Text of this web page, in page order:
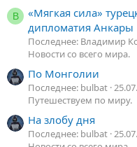
В
«Мягкая сила»
дипломатия Анкары
Последнее: Владимир
Новости со всего мира.
По Монголии
Последнее: bulbat
Путешествуем по миру.
На злобу дня
Последнее: bulbat